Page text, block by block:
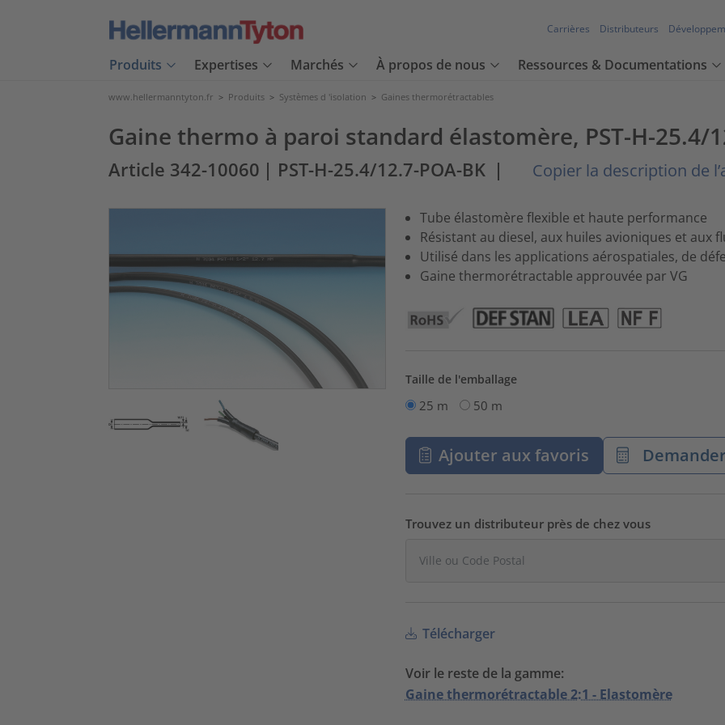
Carrières Distributeurs
Produits Expertises Marchés À propos de nous Ressources & Documentations
www.hellermanntyton.fr > Produits > Systèmes d 'isolation > Gaines thermorétractables
Gaine thermo à paroi standard élastomère, PST-H-25.4/
Article 342-10060 | PST-H-25.4/12.7-POA-BK | Copier la description de
Tube élastomère flexible et haute performance
Résistant au diesel, aux huiles avioniques et aux
Utilisé dans les applications aérospatiales, de
Gaine thermorétractable approuvée par VG
Taille de l'emballage
25 m 50 m
Ajouter aux favoris
Trouvez un distributeur près de chez vous
Télécharger
Voir le reste de la gamme:
Gaine thermorétractable 2:1 - Elastomère